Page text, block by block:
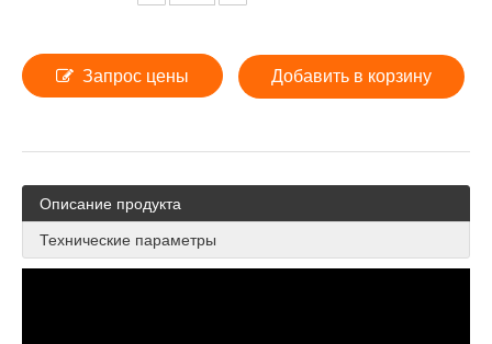
Запрос цены Добавить в корзину
Описание продукта
Технические параметры